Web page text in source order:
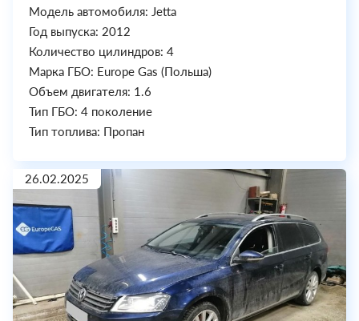
Модель автомобиля: Jetta
Год выпуска: 2012
Количество цилиндров: 4
Марка ГБО: Europe Gas (Польша)
Объем двигателя: 1.6
Тип ГБО: 4 поколение
Тип топлива: Пропан
26.02.2025